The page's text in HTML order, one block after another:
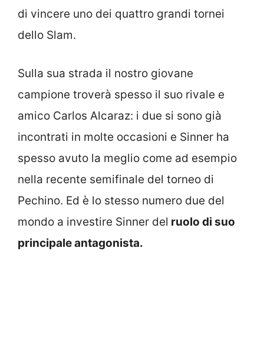
di vincere uno dei quattro grandi tornei
dello Slam.
Sulla sua strada il nostro giovane
campione troverà spesso il suo rivale e
amico Carlos Alcaraz: i due si sono già
incontrati in molte occasioni e Sinner ha
spesso avuto la meglio come ad esempio
nella recente semifinale del torneo di
Pechino. Ed è lo stesso numero due del
mondo a investire Sinner del ruolo di suo
principale antagonista.